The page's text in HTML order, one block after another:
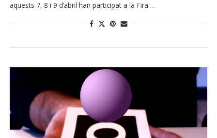
aquests 7, 8 i 9 d’abril han participat a la Fira …